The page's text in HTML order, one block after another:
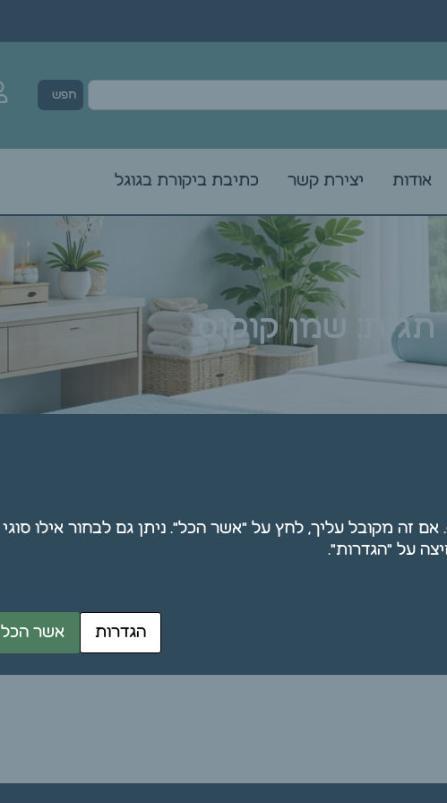
חפש
אודות יצירת קשר כתיבת ביקורת בגוגל
תגית: שמן קוקוס
אנו משתמשים בקובצי Cookie. אם זה מקובל עליך, לחץ על "אשר הכל". ניתן גם לבחור אילו סוגי
הגדרות אשר הכל